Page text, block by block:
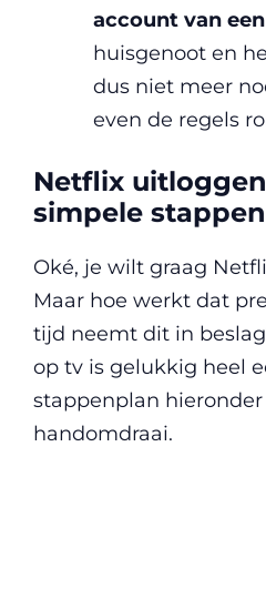
account van
huisgenoot en
dus niet meer
even de regels
Netflix
simpele stappen
Oké, je wilt graag
Maar hoe werkt dat
tijd neemt dit in
op tv is gelukkig heel
stappenplan
handomdraai.